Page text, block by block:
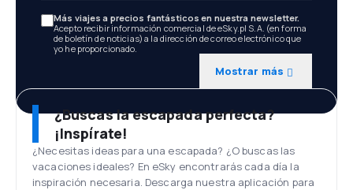
Más viajes a precios fantásticos en nuestra newsletter.
Acepto recibir información comercial de eSky.pl S.A. (en forma
de boletín de noticias) a la dirección de correo electrónico que
yo he proporcionado.
Mostrar más
¿Buscas la escapada perfecta?
¡Inspírate!
¿Necesitas ideas para una escapada? ¿O buscas las
vacaciones ideales? En eSky encontrarás cada día la
inspiración necesaria. Descarga nuestra aplicación para